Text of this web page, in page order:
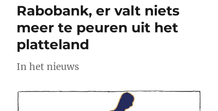
Rabobank, er valt niets
meer te peuren uit het
platteland
In het nieuws